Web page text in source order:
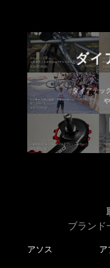
ダイ
ダイアテッ
ブランド
アソス ア